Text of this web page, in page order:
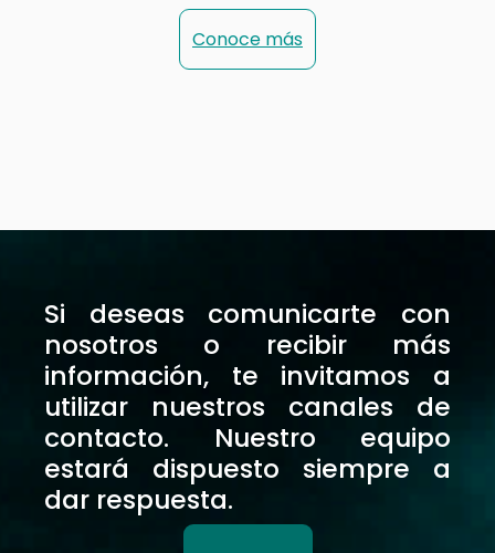
Conoce más
Si deseas comunicarte con
nosotros o recibir más
información, te invitamos a
utilizar nuestros canales de
contacto. Nuestro equipo
estará dispuesto siempre a
dar respuesta.